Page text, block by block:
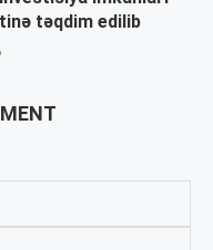
təqdim edilib